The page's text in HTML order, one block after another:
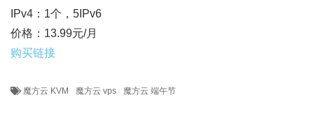
IPv4：1个，5IPv6
价格：13.99元/月
购买链接
魔方云 KVM 魔方云 vps 魔方云 端午节